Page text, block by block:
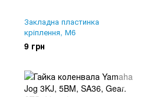
Закладна пластинка
кріплення, М6
9 грн